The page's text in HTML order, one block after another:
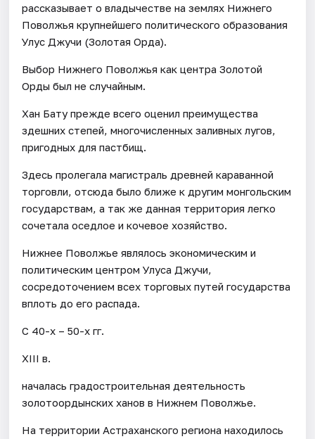
рассказывает о владычестве на землях Нижнего
Поволжья крупнейшего политического образования
Улус Джучи (Золотая Орда).
Выбор Нижнего Поволжья как центра Золотой
Орды был не случайным.
Хан Бату прежде всего оценил преимущества
здешних степей, многочисленных заливных лугов,
пригодных для пастбищ.
Здесь пролегала магистраль древней караванной
торговли, отсюда было ближе к другим монгольским
государствам, а так же данная территория легко
сочетала оседлое и кочевое хозяйство.
Нижнее Поволжье являлось экономическим и
политическим центром Улуса Джучи,
сосредоточением всех торговых путей государства
вплоть до его распада.
С 40-х – 50-х гг.
XIII в.
началась градостроительная деятельность
золотоордынских ханов в Нижнем Поволжье.
На территории Астраханского региона находилось